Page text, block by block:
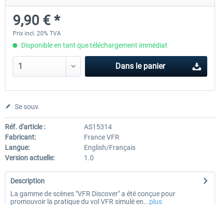
10,07 € *
9,90 € *
Prix incl. 20% TVA
Disponible en tant que téléchargement immédiat
Dans le panier
Se souv.
Réf. d'article :
AS15314
Fabricant:
France VFR
Langue:
English/Français
Version actuelle:
1.0
Description
La gamme de scènes "VFR Discover" a été conçue pour
promouvoir la pratique du vol VFR simulé en...plus